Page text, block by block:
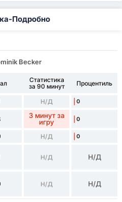
Подробно
Becker
Статистика
за 90 минут
Процентиль
Н/Д 0
3 минут за
игру
0
Н/Д 0
Н/Д Н/Д
Н/Д Н/Д